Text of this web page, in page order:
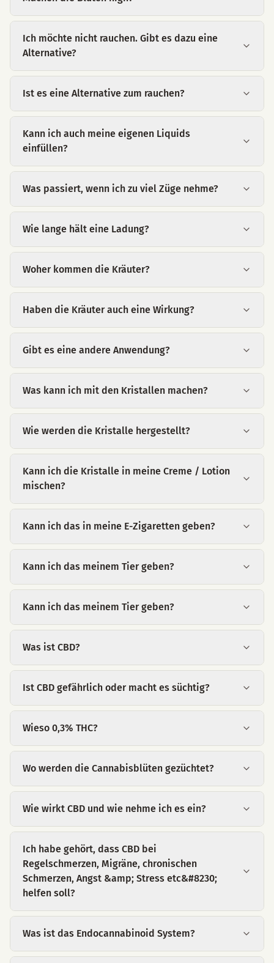
Ich möchte nicht rauchen. Gibt es dazu eine
Alternative?
Ist es eine Alternative zum rauchen?
Kann ich auch meine eigenen Liquids
einfüllen?
Was passiert, wenn ich zu viel Züge nehme?
Wie lange hält eine Ladung?
Woher kommen die Kräuter?
Haben die Kräuter auch eine Wirkung?
Gibt es eine andere Anwendung?
Was kann ich mit den Kristallen machen?
Wie werden die Kristalle hergestellt?
Kann ich die Kristalle in meine Creme / Lotion
mischen?
Kann ich das in meine E-Zigaretten geben?
Kann ich das meinem Tier geben?
Kann ich das meinem Tier geben?
Was ist CBD?
Ist CBD gefährlich oder macht es süchtig?
Wieso 0,3% THC?
Wo werden die Cannabisblüten gezüchtet?
Wie wirkt CBD und wie nehme ich es ein?
Ich habe gehört, dass CBD bei
Regelschmerzen, Migräne, chronischen
Schmerzen, Angst &amp; Stress etc&#8230;
helfen soll?
Was ist das Endocannabinoid System?